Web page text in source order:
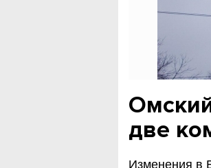
две
Изменения в